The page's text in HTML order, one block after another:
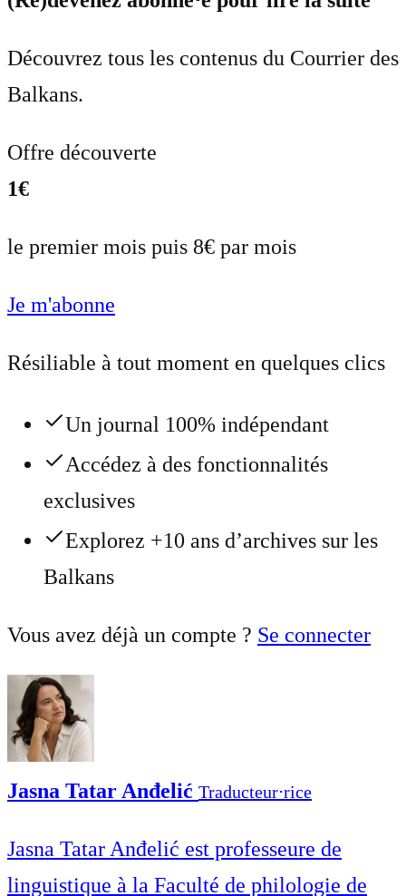
Découvrez tous les contenus du Courrier des
Balkans.
Offre découverte
1€
le premier mois puis 8€ par mois
Je m'abonne
Résiliable à tout moment en quelques clics
Un journal 100% indépendant
Accédez à des fonctionnalités
exclusives
Explorez +10 ans d’archives sur les
Balkans
Vous avez déjà un compte ? Se connecter
Jasna Tatar Anđelić Traducteur⋅rice
Jasna Tatar Anđelić est professeure de
linguistique à la Faculté de philologie de